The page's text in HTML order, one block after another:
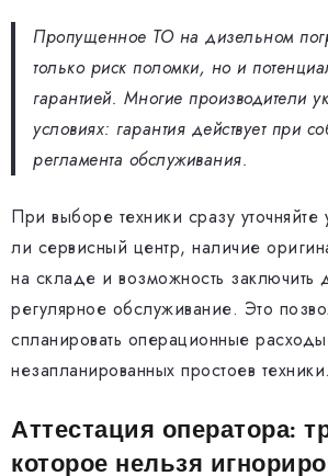
Пропущенное ТО на дизельном
только риск поломки, но и
гарантией. Многие производители
условиях: гарантия действует при
регламента обслуживания.
При выборе техники сразу уточняйте
ли сервисный центр, наличие
на складе и возможность заключить
регулярное обслуживание. Это
спланировать операционные
незапланированных простоев техники.
Аттестация оператора:
которое нельзя